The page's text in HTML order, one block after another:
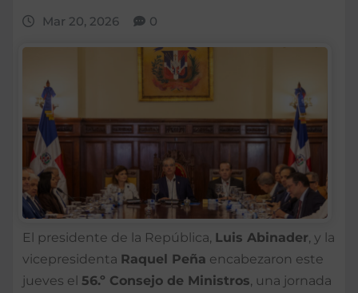
Mar 20, 2026 0
El presidente de la República, Luis Abinader , y la
vicepresidenta Raquel Peña encabezaron este
jueves el 56.º Consejo de Ministros , una jornada